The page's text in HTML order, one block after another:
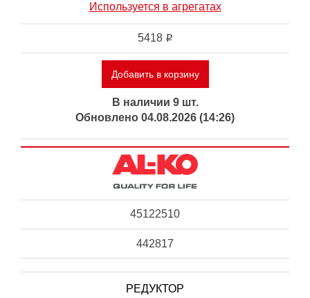
Используется в агрегатах
5418 i
Добавить в корзину
В наличии 9 шт.
Обновлено 04.08.2026 (14:26)
45122510
442817
РЕДУКТОР